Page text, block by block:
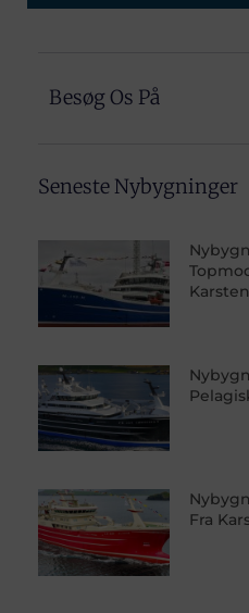
Besøg Os På
Seneste Nybygninger
Fra